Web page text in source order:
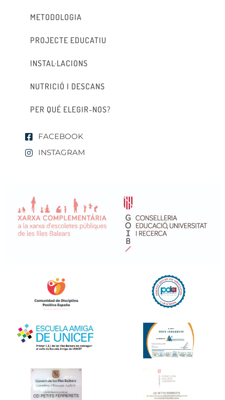
METODOLOGIA
PROJECTE EDUCATIU
INSTAL·LACIONS
NUTRICIÓ I DESCANS
PER QUÉ ELEGIR-NOS?
FACEBOOK
INSTAGRAM